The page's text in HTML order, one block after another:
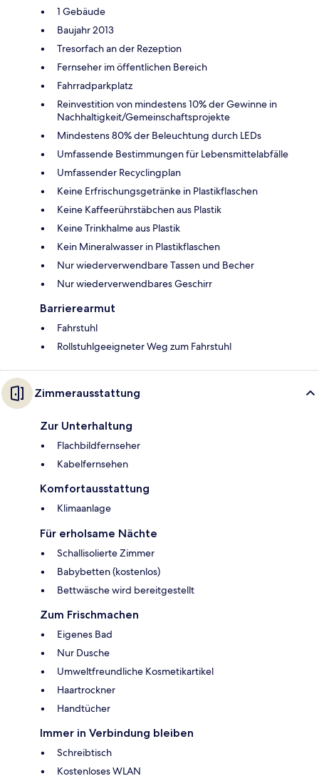
1 Gebäude
Baujahr 2013
Tresorfach an der Rezeption
Fernseher im öffentlichen Bereich
Fahrradparkplatz
Reinvestition von mindestens 10% der Gewinne in
Nachhaltigkeit/Gemeinschaftsprojekte
Mindestens 80% der Beleuchtung durch LEDs
Umfassende Bestimmungen für Lebensmittelabfälle
Umfassender Recyclingplan
Keine Erfrischungsgetränke in Plastikflaschen
Keine Kaffeerührstäbchen aus Plastik
Keine Trinkhalme aus Plastik
Kein Mineralwasser in Plastikflaschen
Nur wiederverwendbare Tassen und Becher
Nur wiederverwendbares Geschirr
Barrierearmut
Fahrstuhl
Rollstuhlgeeigneter Weg zum Fahrstuhl
Zimmerausstattung
Zur Unterhaltung
Flachbildfernseher
Kabelfernsehen
Komfortausstattung
Klimaanlage
Für erholsame Nächte
Schallisolierte Zimmer
Babybetten (kostenlos)
Bettwäsche wird bereitgestellt
Zum Frischmachen
Eigenes Bad
Nur Dusche
Umweltfreundliche Kosmetikartikel
Haartrockner
Handtücher
Immer in Verbindung bleiben
Schreibtisch
Kostenloses WLAN